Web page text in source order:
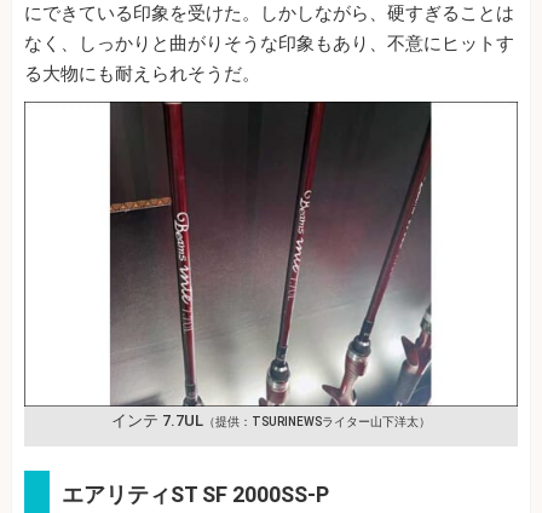
にできている印象を受けた。しかしながら、硬すぎることは
なく、しっかりと曲がりそうな印象もあり、不意にヒットす
る大物にも耐えられそうだ。
インテ 7.7UL （提供：TSURINEWSライター山下洋太）
エアリティST SF 2000SS-P